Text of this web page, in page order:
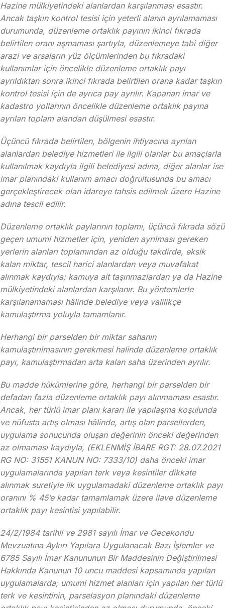
Hazine mülkiyetindeki alanlardan karşılanması esastır.
Ancak taşkın kontrol tesisi için yeterli alanın ayrılamaması
durumunda, düzenleme ortaklık payının ikinci fıkrada
belirtilen oranı aşmaması şartıyla, düzenlemeye tabi diğer
arazi ve arsaların yüz ölçümlerinden bu fıkradaki
kullanımlar için öncelikle düzenleme ortaklık payı
ayrıldıktan sonra ikinci fıkrada belirtilen orana kadar taşkın
kontrol tesisi için de ayrıca pay ayrılır. Kapanan imar ve
kadastro yollarının öncelikle düzenleme ortaklık payına
ayrılan toplam alandan düşülmesi esastır.
Üçüncü fıkrada belirtilen, bölgenin ihtiyacına ayrılan
alanlardan belediye hizmetleri ile ilgili olanlar bu amaçlarla
kullanılmak kaydıyla ilgili belediyesi adına, diğer alanlar ise
imar planındaki kullanım amacı doğrultusunda bu amacı
gerçekleştirecek olan idareye tahsis edilmek üzere Hazine
adına tescil edilir.
Düzenleme ortaklık paylarının toplamı, üçüncü fıkrada sözü
geçen umumi hizmetler için, yeniden ayrılması gereken
yerlerin alanları toplamından az olduğu takdirde, eksik
kalan miktar, tescil harici alanlardan veya muvafakat
alınmak kaydıyla; kamuya ait taşınmazlardan ya da Hazine
mülkiyetindeki alanlardan karşılanır. Bu yöntemlerle
karşılanamaması hâlinde belediye veya valilikçe
kamulaştırma yoluyla tamamlanır.
Herhangi bir parselden bir miktar sahanın
kamulaştırılmasının gerekmesi halinde düzenleme ortaklık
payı, kamulaştırmadan arta kalan saha üzerinden ayrılır.
Bu madde hükümlerine göre, herhangi bir parselden bir
defadan fazla düzenleme ortaklık payı alınmaması esastır.
Ancak, her türlü imar planı kararı ile yapılaşma koşulunda
ve nüfusta artış olması hâlinde, artış olan parsellerden,
uygulama sonucunda oluşan değerinin önceki değerinden
az olmaması kaydıyla, (EKLENMİŞ İBARE RGT: 28.07.2021
RG NO: 31551 KANUN NO: 7333/10) daha önceki imar
uygulamalarında yapılan terk veya kesintiler dikkate
alınmak suretiyle ilk uygulamadaki düzenleme ortaklık payı
oranını % 45’e kadar tamamlamak üzere ilave düzenleme
ortaklık payı kesintisi yapılabilir.
24/2/1984 tarihli ve 2981 sayılı İmar ve Gecekondu
Mevzuatına Aykırı Yapılara Uygulanacak Bazı İşlemler ve
6785 Sayılı İmar Kanununun Bir Maddesinin Değiştirilmesi
Hakkında Kanunun 10 uncu maddesi kapsamında yapılan
uygulamalarda; umumi hizmet alanları için yapılan her türlü
terk ve kesintinin, parselasyon planındaki düzenleme